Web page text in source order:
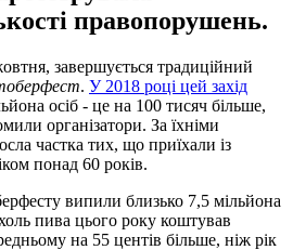
правопорушень.
завершується традиційний
. У 2018 році цей захід
осіб - це на 100 тисяч більше,
організатори. За їхніми
частка тих, що приїхали із
понад 60 років.
випили близько 7,5 мільйона
пива цього року коштував
на 55 центів більше, ніж рік